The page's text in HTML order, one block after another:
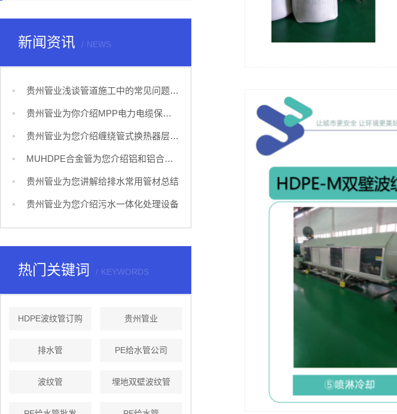
新闻资讯 NEWS
贵州管业浅谈管道施工中的常见问题及解决措施！
贵州管业为你介绍MPP电力电缆保护管
贵州管业为您介绍缠绕管式换热器层间距及同层管间距的确定
MUHDPE合金管为您介绍铝和铝合金管焊接的特点和方法
贵州管业为您讲解给排水常用管材总结
贵州管业为您介绍污水一体化处理设备
热门关键词 KEYWORDS
HDPE波纹管订购 贵州管业
排水管 PE给水管公司
波纹管 埋地双壁波纹管